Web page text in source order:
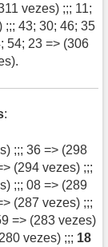
vezes) ;;; 11;
;;; 43; 30; 46; 35
54; 23 => (306
:
;;; 36 => (298
(294 vezes) ;;;
;;; 08 => (289
(287 vezes) ;;;
=> (283 vezes)
vezes) ;;; 18